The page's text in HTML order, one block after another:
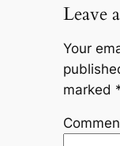
Leave
Your
marked